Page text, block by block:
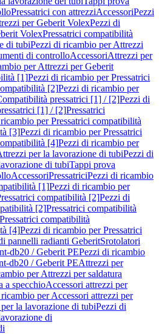
Pressatrici con attrezziAccessoriPezzi
per Geberit VolexPezzi di
VolexPressatrici compatibilità
di tubiPezzi di ricambio per Attrezzi
di controlloAccessoriAttrezzi per
per Attrezzi per Geberit
[1]Pezzi di ricambio per Pressatrici
[2]Pezzi di ricambio per
pressatrici [1] / [2]Pezzi di
[1] / [2]Pressatrici
per Pressatrici compatibilità
[3]Pezzi di ricambio per Pressatrici
[4]Pezzi di ricambio per
per la lavorazione di tubiPezzi di
di tubiTappi prova
AccessoriPressatriciPezzi di ricambio
[1]Pezzi di ricambio per
compatibilità [2]Pezzi di
[2]Pressatrici compatibilità
compatibilità
[4]Pezzi di ricambio per Pressatrici
pannelli radianti GeberitSrotolatori
db20 / Geberit PEPezzi di ricambio
db20 / Geberit PEAttrezzi per
per Attrezzi per saldatura
a specchioAccessori attrezzi per
per Accessori attrezzi per
la lavorazione di tubiPezzi di
di